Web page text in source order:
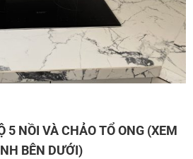
5 NỒI VÀ CHẢO TỔ ONG (XEM
BÊN DƯỚI)